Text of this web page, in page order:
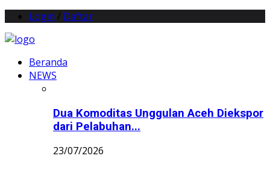
Login / Daftar
Beranda
NEWS
Dua Komoditas Unggulan Aceh Diekspor
dari Pelabuhan...
23/07/2026